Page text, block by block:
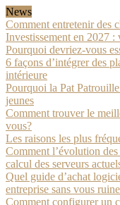
News
Comment entretenir des
Investissement en 2027 :
Pourquoi devriez-vous
6 façons d’intégrer des
intérieure
Pourquoi la Pat
jeunes
Comment trouver le
vous?
Les raisons les plus
Comment l’évolution
calcul des serveurs
Quel guide d’achat
entreprise sans vous
Comment configurer un